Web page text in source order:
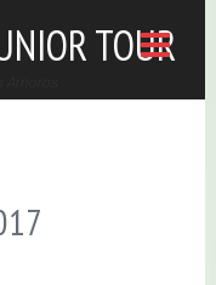
TOUR